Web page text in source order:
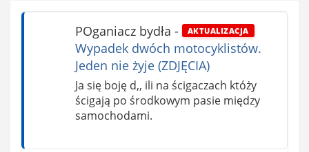
POganiacz bydła - AKTUALIZACJA
Wypadek dwóch motocyklistów.
Jeden nie żyje (ZDJĘCIA)
Ja się boję d,, ili na ścigaczach któży
ścigają po środkowym pasie między
samochodami.